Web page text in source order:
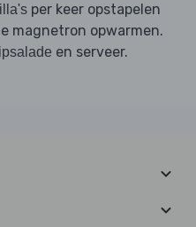
per keer opstapelen
magnetron opwarmen.
en serveer.